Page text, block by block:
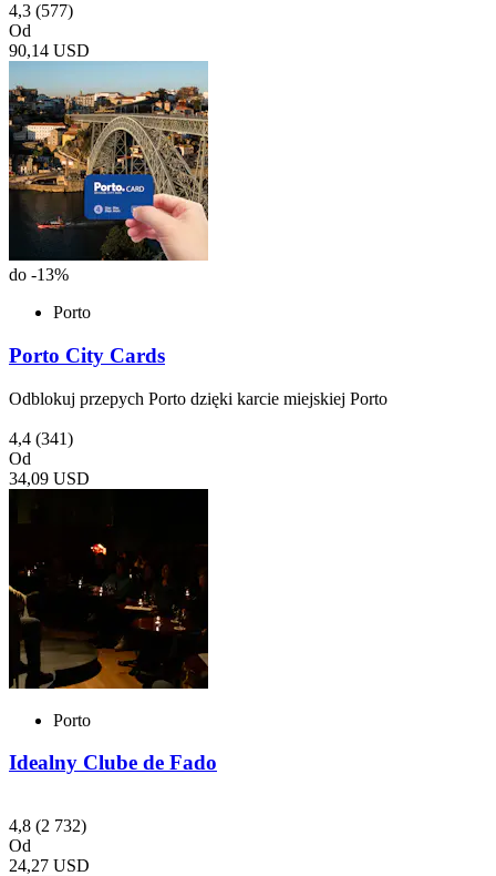
4,3 (577)
Od
90,14 USD
do -13%
Porto
Porto City Cards
Odblokuj przepych Porto dzięki karcie miejskiej Porto
4,4 (341)
Od
34,09 USD
Porto
Idealny Clube de Fado
4,8 (2 732)
Od
24,27 USD